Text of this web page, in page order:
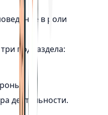
в роли
подраздела:
деятельности.